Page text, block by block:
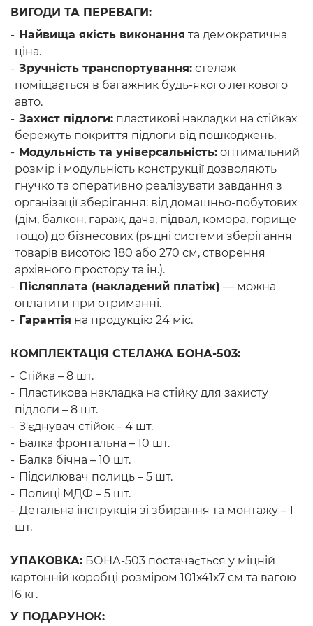
ВИГОДИ ТА ПЕРЕВАГИ:
Найвища якість виконання та демократична
ціна.
Зручність транспортування: стелаж
поміщається в багажник будь-якого легкового
авто.
Захист підлоги: пластикові накладки на стійках
бережуть покриття підлоги від пошкоджень.
Модульність та універсальність: оптимальний
розмір і модульність конструкції дозволяють
гнучко та оперативно реалізувати завдання з
організації зберігання: від домашньо-побутових
(дім, балкон, гараж, дача, підвал, комора, горище
тощо) до бізнесових (рядні системи зберігання
товарів висотою 180 або 270 см, створення
архівного простору та ін.).
Післяплата (накладений платіж) — можна
оплатити при отриманні.
Гарантія на продукцію 24 міс.
КОМПЛЕКТАЦІЯ СТЕЛАЖА БОНА-503:
Стійка – 8 шт.
Пластикова накладка на стійку для захисту
підлоги – 8 шт.
З'єднувач стійок – 4 шт.
Балка фронтальна – 10 шт.
Балка бічна – 10 шт.
Підсилювач полиць – 5 шт.
Полиці МДФ – 5 шт.
Детальна інструкція зі збирання та монтажу – 1
шт.
УПАКОВКА: БОНА-503 постачається у міцній
картонній коробці розміром 101х41х7 см та вагою
16 кг.
У ПОДАРУНОК: